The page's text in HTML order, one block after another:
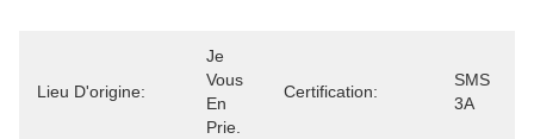
Lieu D'origine:
Je
Vous
En
Prie.
Certification:
SMS
3A